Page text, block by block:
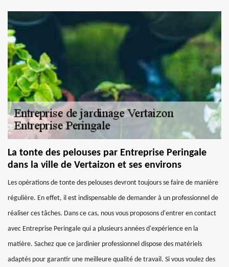
La tonte des pelouses par Entreprise Peringale
dans la ville de Vertaizon et ses environs
Les opérations de tonte des pelouses devront toujours se faire de manière
régulière. En effet, il est indispensable de demander à un professionnel de
réaliser ces tâches. Dans ce cas, nous vous proposons d'entrer en contact
avec Entreprise Peringale qui a plusieurs années d'expérience en la
matière. Sachez que ce jardinier professionnel dispose des matériels
adaptés pour garantir une meilleure qualité de travail. Si vous voulez des